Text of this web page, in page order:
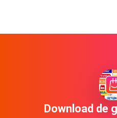
Download de